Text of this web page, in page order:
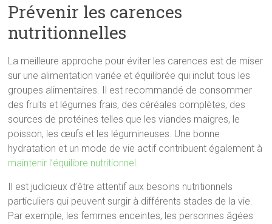
Prévenir les carences
nutritionnelles
La meilleure approche pour éviter les carences est de miser
sur une alimentation variée et équilibrée qui inclut tous les
groupes alimentaires. Il est recommandé de consommer
des fruits et légumes frais, des céréales complètes, des
sources de protéines telles que les viandes maigres, le
poisson, les œufs et les légumineuses. Une bonne
hydratation et un mode de vie actif contribuent également à
maintenir l’équilibre nutritionnel.
Il est judicieux d’être attentif aux besoins nutritionnels
particuliers qui peuvent surgir à différents stades de la vie.
Par exemple, les femmes enceintes, les personnes âgées